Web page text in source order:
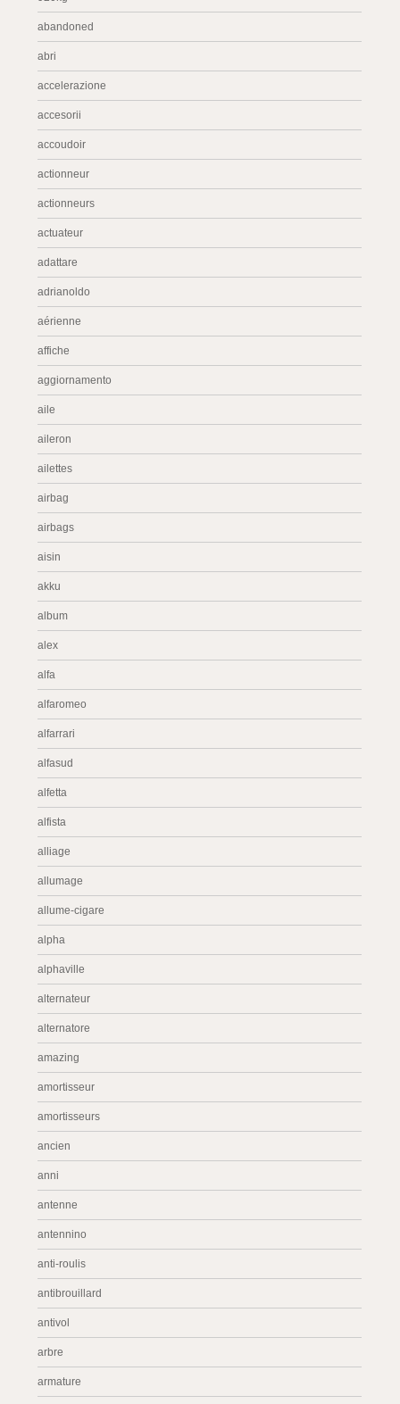
abandoned
abri
accelerazione
accesorii
accoudoir
actionneur
actionneurs
actuateur
adattare
adrianoldo
aérienne
affiche
aggiornamento
aile
aileron
ailettes
airbag
airbags
aisin
akku
album
alex
alfa
alfaromeo
alfarrari
alfasud
alfetta
alfista
alliage
allumage
allume-cigare
alpha
alphaville
alternateur
alternatore
amazing
amortisseur
amortisseurs
ancien
anni
antenne
antennino
anti-roulis
antibrouillard
antivol
arbre
armature